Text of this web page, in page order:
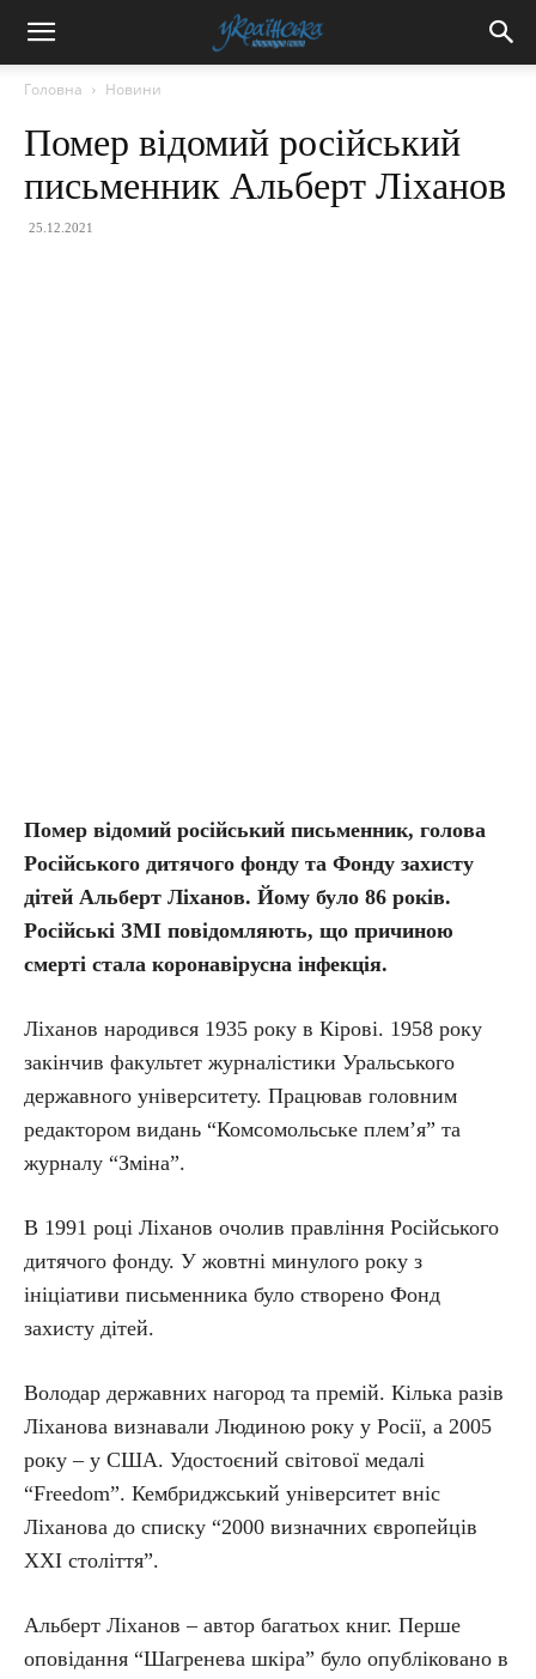
Головна Новини
Помер відомий російський
письменник Альберт Ліханов
25.12.2021
Помер відомий російський письменник, голова
Російського дитячого фонду та Фонду захисту
дітей Альберт Ліханов. Йому було 86 років.
Російські ЗМІ повідомляють, що причиною
смерті стала коронавірусна інфекція.
Ліханов народився 1935 року в Кірові. 1958 року
закінчив факультет журналістики Уральського
державного університету. Працював головним
редактором видань “Комсомольське плем’я” та
журналу “Зміна”.
В 1991 році Ліханов очолив правління Російського
дитячого фонду. У жовтні минулого року з
ініціативи письменника було створено Фонд
захисту дітей.
Володар державних нагород та премій. Кілька разів
Ліханова визнавали Людиною року у Росії, а 2005
року – у США. Удостоєний світової медалі
“Freedom”. Кембриджський університет вніс
Ліханова до списку “2000 визначних європейців
XXI століття”.
Альберт Ліханов – автор багатьох книг. Перше
оповідання “Шагренева шкіра” було опубліковано в